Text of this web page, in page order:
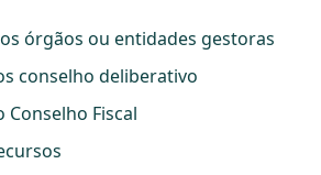
órgãos ou entidades gestoras
conselho deliberativo
Fiscal